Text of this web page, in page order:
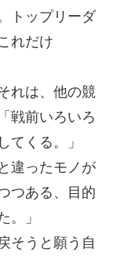
トップリーダ
れだけ
れは、他の競
戦前いろいろ
くる。」
違ったモノが
つある、目的
。」
そうと願う自